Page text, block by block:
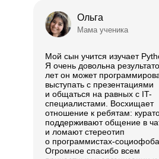
Мой сын учится изучает
Я очень довольна
лет он может
выступать с презентациями
и общаться на равных с IT-
специалистами. Восхищает
отношение к ребятам:
поддерживают общение в
и ломают стереотип
о программистах-
Огромное спасибо всем
Ольга
Мама ученика